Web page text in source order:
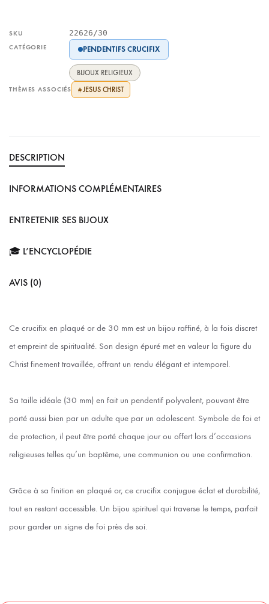
SKU 22626/30
CATÉGORIE PENDENTIFS CRUCIFIX
BIJOUX RELIGIEUX
THÈMES ASSOCIÉS #JESUS CHRIST
DESCRIPTION
INFORMATIONS COMPLÉMENTAIRES
ENTRETENIR SES BIJOUX
🎓 L’ENCYCLOPÉDIE
AVIS (0)
Ce crucifix en plaqué or de 30 mm est un bijou raffiné, à la fois discret
et empreint de spiritualité. Son design épuré met en valeur la figure du
Christ finement travaillée, offrant un rendu élégant et intemporel.
Sa taille idéale (30 mm) en fait un pendentif polyvalent, pouvant être
porté aussi bien par un adulte que par un adolescent. Symbole de foi et
de protection, il peut être porté chaque jour ou offert lors d’occasions
religieuses telles qu’un baptême, une communion ou une confirmation.
Grâce à sa finition en plaqué or, ce crucifix conjugue éclat et durabilité,
tout en restant accessible. Un bijou spirituel qui traverse le temps, parfait
pour garder un signe de foi près de soi.